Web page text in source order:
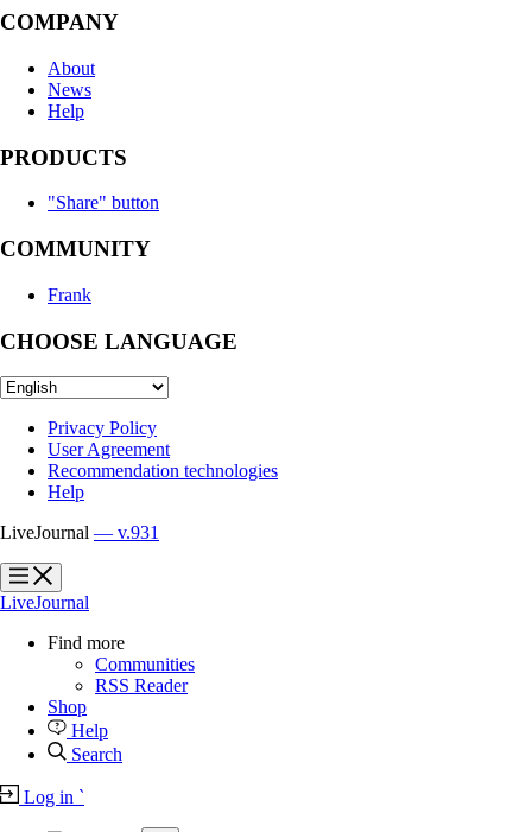
COMPANY
About
News
Help
PRODUCTS
"Share" button
COMMUNITY
Frank
CHOOSE LANGUAGE
Privacy Policy
User Agreement
Recommendation technologies
Help
LiveJournal — v.931
?
?
LiveJournal
Find more
Communities
RSS Reader
Shop
Help
Search
Log in `